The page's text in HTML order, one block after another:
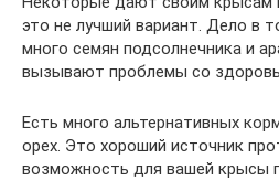
это не лучший вариант. Дело в
много семян подсолнечника и
вызывают проблемы со
Есть много альтернативных
орех. Это хороший источник
возможность для вашей крысы